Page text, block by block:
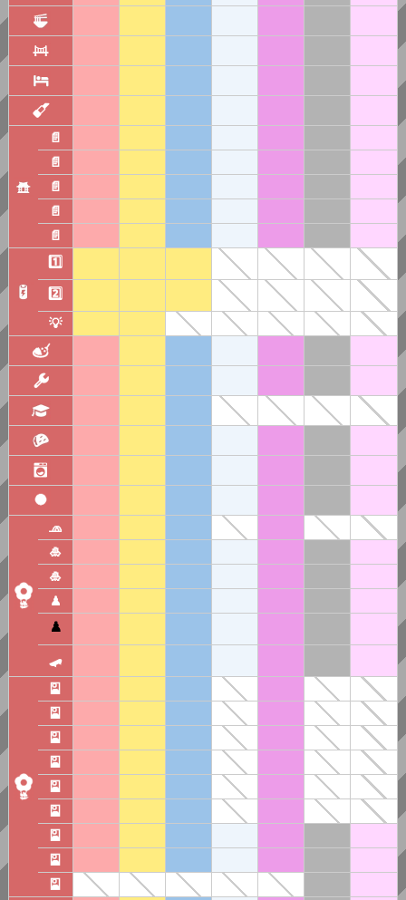
📄
📄
📄
📄
📄
1️⃣
2️⃣
💡
🧢
🎍
🎍
♟︎
♟️
🛹
🎴
🎴
🎴
🎴
🎴
🎴
🎴
🎴
🎴